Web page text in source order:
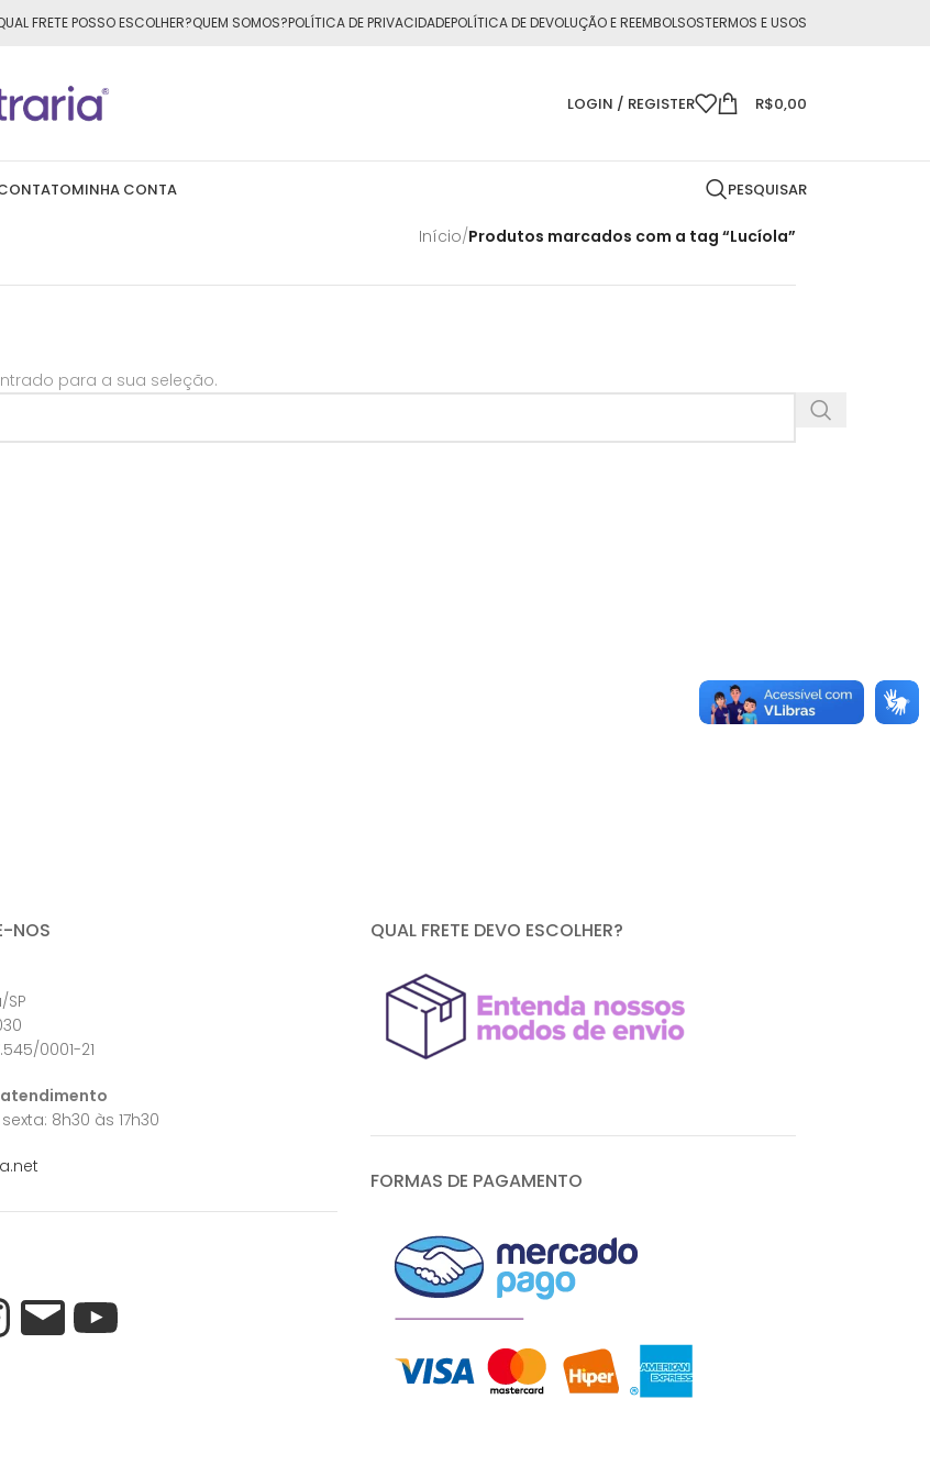
todo o Brasil nas compras acima de R$50,00
FRETE POSSO ESCOLHER?QUEM SOMOS?POLÍTICA DE PRIVACIDADEPOLÍTICA DE DEVOLUÇÃO E REEMBOLSOSTERMOS E USOS
LOGIN / REGISTER R$0,00
MINHA CONTA PESQUISAR
Início/Produtos marcados com a tag “Lucíola”
para a sua seleção.
NOS
0001-21
8h30 às 17h30
QUAL FRETE DEVO ESCOLHER?
FORMAS DE PAGAMENTO